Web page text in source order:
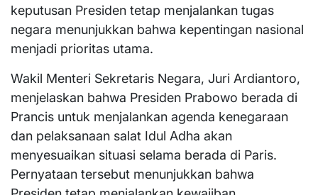
keputusan Presiden tetap menjalankan tugas
negara menunjukkan bahwa kepentingan nasional
menjadi prioritas utama.
Wakil Menteri Sekretaris Negara, Juri Ardiantoro,
menjelaskan bahwa Presiden Prabowo berada di
Prancis untuk menjalankan agenda kenegaraan
dan pelaksanaan salat Idul Adha akan
menyesuaikan situasi selama berada di Paris.
Pernyataan tersebut menunjukkan bahwa